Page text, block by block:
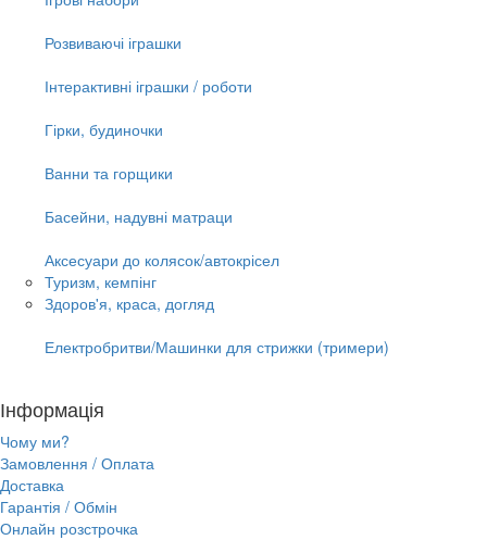
Розвиваючі іграшки
Інтерактивні іграшки / роботи
Гірки, будиночки
Ванни та горщики
Басейни, надувні матраци
Аксесуари до колясок/автокрісел
Туризм, кемпінг
Здоров'я, краса, догляд
Електробритви/Машинки для стрижки (тримери)
Інформація
Чому ми?
Замовлення / Оплата
Доставка
Гарантія / Обмін
Онлайн розстрочка